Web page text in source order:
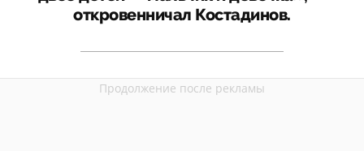
откровенничал Костадинов.